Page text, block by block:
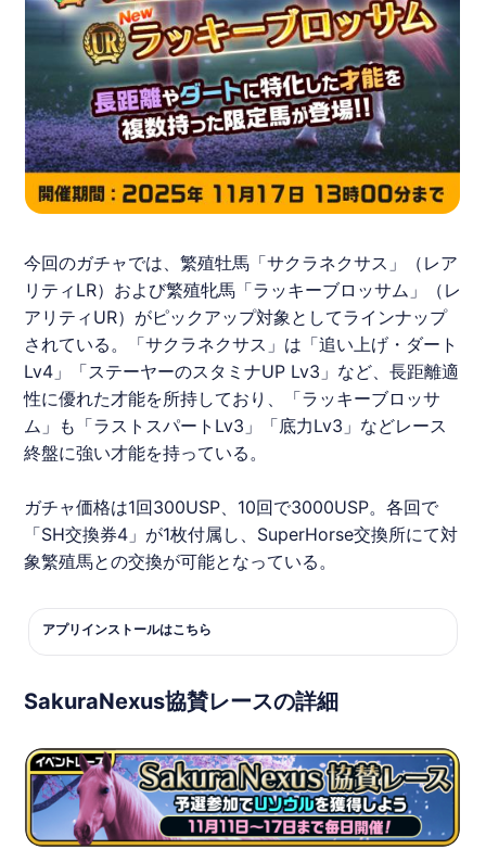
今回のガチャでは、繁殖牡馬「サクラネクサス」（レア
リティLR）および繁殖牝馬「ラッキーブロッサム」（レ
アリティUR）がピックアップ対象としてラインナップ
されている。「サクラネクサス」は「追い上げ・ダート
Lv4」「ステーヤーのスタミナUP Lv3」など、長距離適
性に優れた才能を所持しており、「ラッキーブロッサ
ム」も「ラストスパートLv3」「底力Lv3」などレース
終盤に強い才能を持っている。
ガチャ価格は1回300USP、10回で3000USP。各回で
「SH交換券4」が1枚付属し、SuperHorse交換所にて対
象繁殖馬との交換が可能となっている。
アプリインストールはこちら
SakuraNexus協賛レースの詳細